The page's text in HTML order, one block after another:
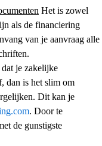
Het is zowel
als de financiering
van je aanvraag alle
je zakelijke
dan is het slim om
Dit kan je
. Door te
de gunstigste